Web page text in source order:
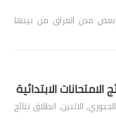
مدن العراق من بينها
الامتحانات الابتدائية
الاثنين، انطلاق نتائج